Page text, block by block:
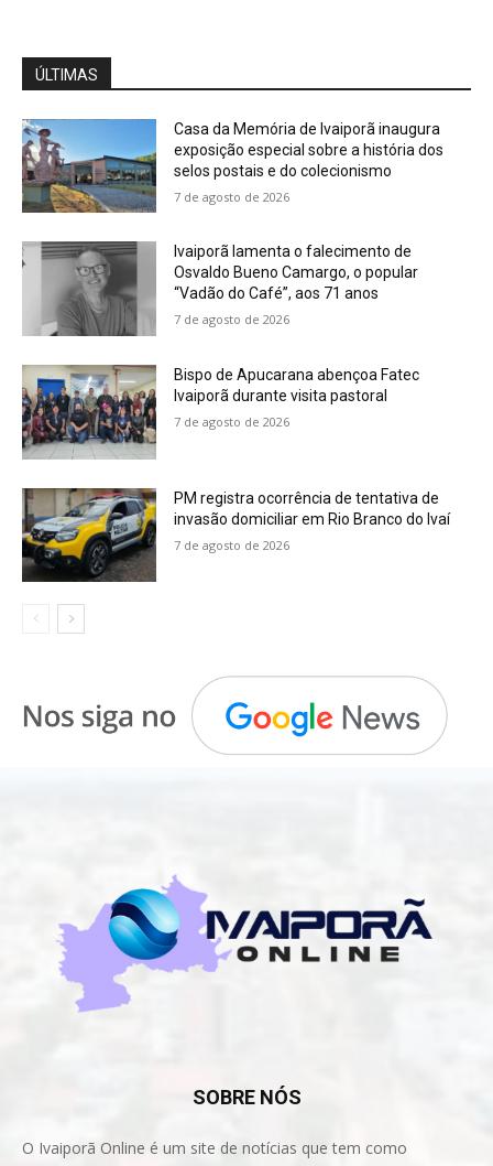
ÚLTIMAS
Casa da Memória de Ivaiporã inaugura
exposição especial sobre a história dos
selos postais e do colecionismo
7 de agosto de 2026
Ivaiporã lamenta o falecimento de
Osvaldo Bueno Camargo, o popular
“Vadão do Café”, aos 71 anos
7 de agosto de 2026
Bispo de Apucarana abençoa Fatec
Ivaiporã durante visita pastoral
7 de agosto de 2026
PM registra ocorrência de tentativa de
invasão domiciliar em Rio Branco do Ivaí
7 de agosto de 2026
SOBRE NÓS
O Ivaiporã Online é um site de notícias que tem como